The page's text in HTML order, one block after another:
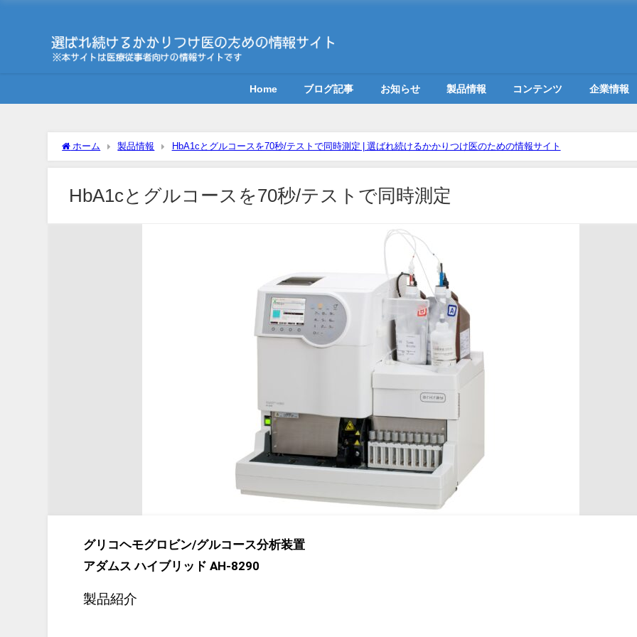
Home ブログ記事 お知らせ 製品情報 コンテンツ 企業情報
ホーム 製品情報 HbA1cとグルコースを70秒/テストで同時測定 | 選ばれ続けるかかりつけ医のための情報サイト
HbA1cとグルコースを70秒/テストで同時測定
グリコヘモグロビン/グルコース分析装置
アダムス ハイブリッド AH-8290
製品紹介